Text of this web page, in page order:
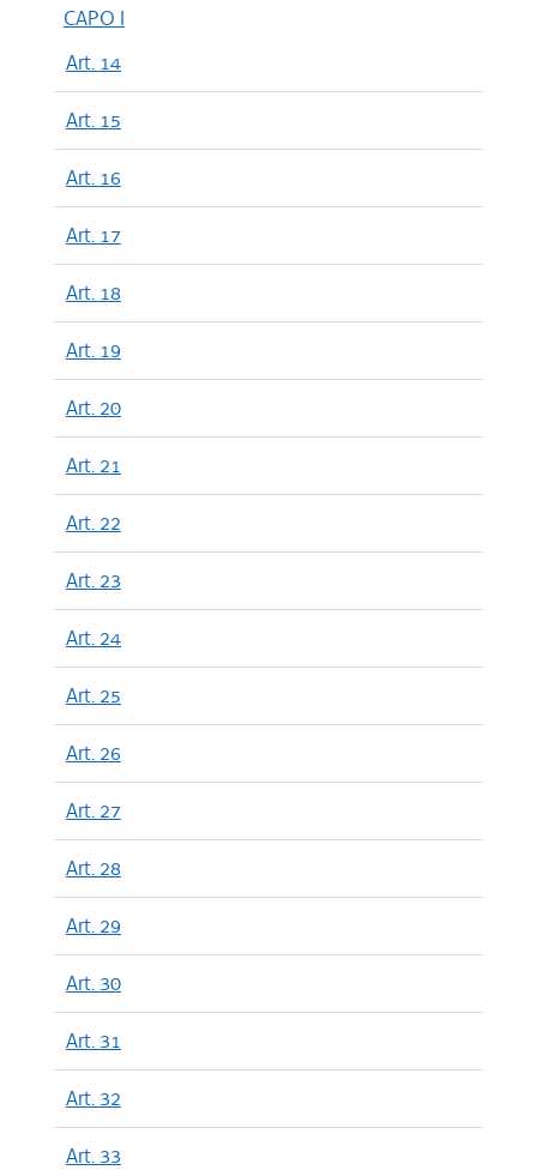
CAPO I
Art. 14
Art. 15
Art. 16
Art. 17
Art. 18
Art. 19
Art. 20
Art. 21
Art. 22
Art. 23
Art. 24
Art. 25
Art. 26
Art. 27
Art. 28
Art. 29
Art. 30
Art. 31
Art. 32
Art. 33